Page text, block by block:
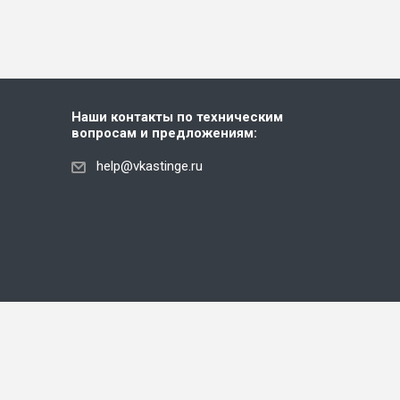
Наши контакты по техническим
вопросам и предложениям:
help@vkastinge.ru